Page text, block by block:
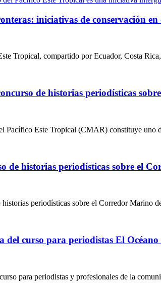
iniciativas de conservación
Tropical, compartido por Ecuador, Costa
de historias periodísticas
Pacífico Este Tropical (CMAR) constituye uno
de historias periodísticas sobre el
historias periodísticas sobre el Corredor Marino
del curso para periodistas El
para periodistas y profesionales de la